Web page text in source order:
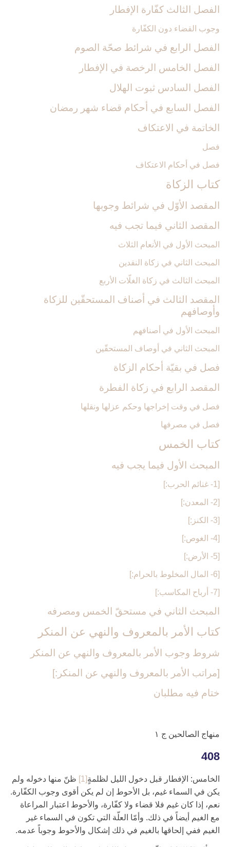
الفصل الثالث كفّارة الإفطار
وجوب القضاء دون الكفّارة
الفصل الرابع في شرائط صحّة الصوم
الفصل الخامس الرخصة في الإفطار
الفصل السادس ثبوت الهلال‏
الفصل السابع في أحكام قضاء شهر رمضان
الخاتمة في الاعتكاف
فصل
فصل في أحكام الاعتكاف
كتاب الزكاة
المقصد الأوّل ‏في شرائط وجوبها
المقصد الثاني فيما تجب فيه‏
المبحث الأول في الأنعام الثلاث
المبحث الثاني في زكاة النقدين‏
المبحث الثالث في زكاة الغلّات الأربع
المقصد الثالث في أصناف المستحقّين للزكاة
وأوصافهم‏
المبحث الأول في أصنافهم
المبحث الثاني في أوصاف المستحقّين
فصل في بقيّة أحكام الزكاة
المقصد الرابع في زكاة الفطرة
فصل في وقت إخراجها وحكم عزلها ونقلها
فصل في مصرفها
كتاب الخمس‏
المبحث الأول فيما يجب فيه‏
[1- غنائم الحرب:]
[2- المعدن:]
[3- الكنز:]
[4- الغوص:]
[5- الأرض:]
[6- المال المخلوط بالحرام:]
[7- أرباح المكاسب:]
المبحث الثاني في مستحقّ الخمس ومصرفه‏
كتاب الأمر بالمعروف والنهي عن المنكر
شروط وجوب الأمر بالمعروف والنهي عن المنكر
[مراتب الأمر بالمعروف والنهي عن المنكر:]
ختام فيه مطلبان
منهاج الصالحين‏ ج ۱
408
الخامس: الإفطار قبل دخول الليل لظلمةٍ[1]
ظنّ منها دخوله ولم
يكن في السماء غيم، بل الأحوط إن لم يكن أقوى وجوب الكفّارة.
نعم، إذا كان غيم فلا قضاء ولا كفّارة، والأحوط اعتبار المراعاة
مع الغيم أيضاً في ذلك. وأمّا العلّة التي تكون في السماء غير
الغيم ففي إلحاقها بالغيم في ذلك إشكال والأحوط وجوباً عدمه.